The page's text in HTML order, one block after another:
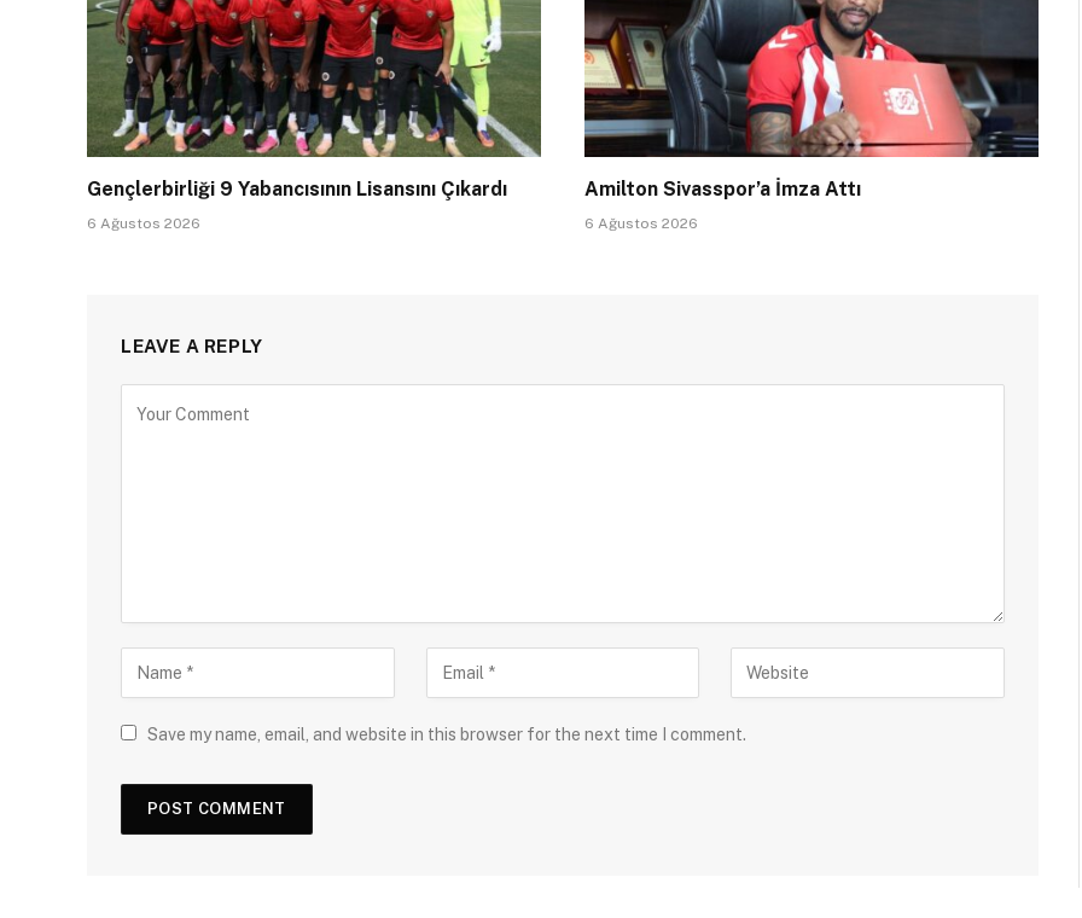
Gençlerbirliği 9 Yabancısının Lisansını Çıkardı
6 Ağustos 2026
Amilton Sivasspor’a İmza Attı
6 Ağustos 2026
LEAVE A REPLY
Save my name, email, and website in this browser for the next time I comment.